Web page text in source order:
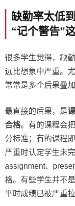
缺勤率太低
“记个警告”
很多学生觉得，缺
远比想象中严重。
常常是多个后果叠
最直接的后果，是
合格。有的课程会
分标准；有的课程
严重时认定学生未
assignment、
格。有些学生并不
平时成绩已被严重